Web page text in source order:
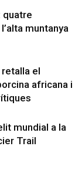
quatre
muntanya
el
africana i
mundial a la
Trail